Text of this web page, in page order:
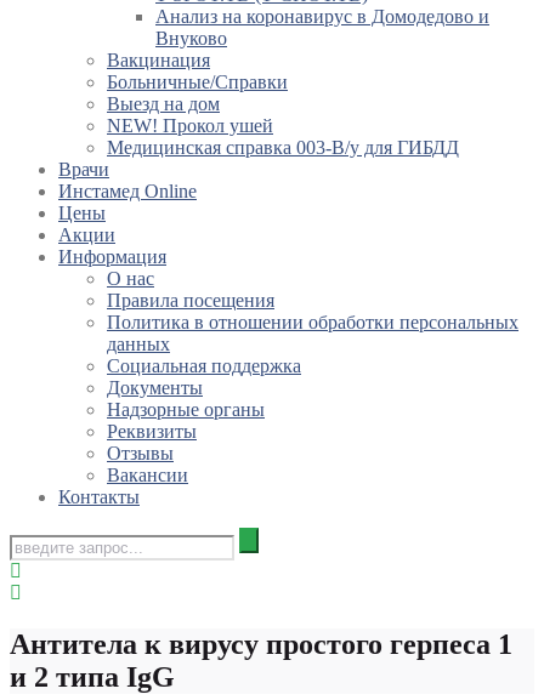
Анализ на коронавирус в Домодедово и
Внуково
Вакцинация
Больничные/Справки
Выезд на дом
NEW! Прокол ушей
Медицинская справка 003-В/у для ГИБДД
Врачи
Инстамед Online
Цены
Акции
Информация
О нас
Правила посещения
Политика в отношении обработки персональных
данных
Социальная поддержка
Документы
Надзорные органы
Реквизиты
Отзывы
Вакансии
Контакты
Антитела к вирусу простого герпеса 1
и 2 типа IgG